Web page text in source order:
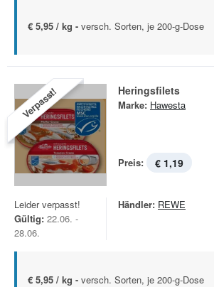
€ 5,95 / kg - versch. Sorten, je 200-g-Dose
Verpasst! Heringsfilets
Marke: Hawesta
Preis: € 1,19
Leider verpasst!
Gültig: 22.06. -
28.06.
Händler: REWE
€ 5,95 / kg - versch. Sorten, je 200-g-Dose